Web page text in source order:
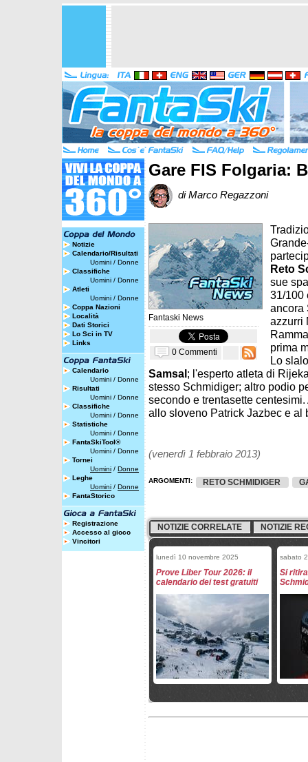
Notizie
Calendario/Risultati
Uomini / Donne
Classifiche
Uomini / Donne
Atleti
Uomini / Donne
Coppa Nazioni
Località
Dati Storici
Lo Sci in TV
Links
Calendario
Uomini / Donne
Risultati
Uomini / Donne
Classifiche
Uomini / Donne
Statistiche
Uomini / Donne
FantaSkiTool®
Uomini / Donne
Tornei
Uomini / Donne
Leghe
Uomini / Donne
FantaStorico
Registrazione
Accesso al gioco
Vincitori
Gare FIS Folgaria:
di Marco Regazzoni
Fantaski News
0 Commenti
Reto
sue
31/100
ancora
azzurri
prima
Lo
Samsal; l'esperto atleta di
stesso Schmidiger; altro podio
secondo e trentasette
allo sloveno Patrick Jazbec e al
(venerdì 1 febbraio 2013)
ARGOMENTI: RETO SCHMIDIGER
NOTIZIE CORRELATE NOTIZIE
lunedì 10 novembre 2025
Prove Liber Tour 2026: il
calendario dei test gratuiti
sabato
Si
Schmidiger, Barbera 13/o
18